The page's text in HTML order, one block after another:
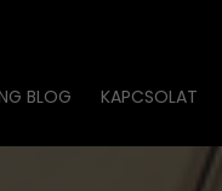
BLOG KAPCSOLAT